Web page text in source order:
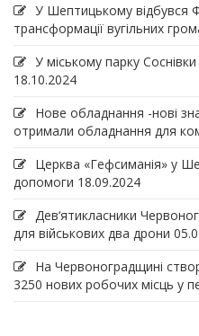
У Шептицькому відбувся
трансформації вугільних
У міському парку
18.10.2024
Нове обладнання -нові
отримали обладнання для
Церква «Гефсиманія» у
допомоги 18.09.2024
Дев‘ятикласники
для військових два дрони
На Червоноградщині
3250 нових робочих місць у